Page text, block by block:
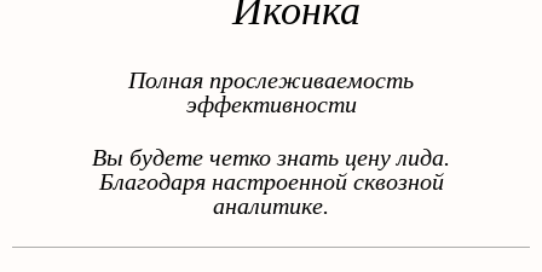
Полная прослеживаемость
эффективности
Вы будете четко знать цену лида.
Благодаря настроенной сквозной
аналитике.